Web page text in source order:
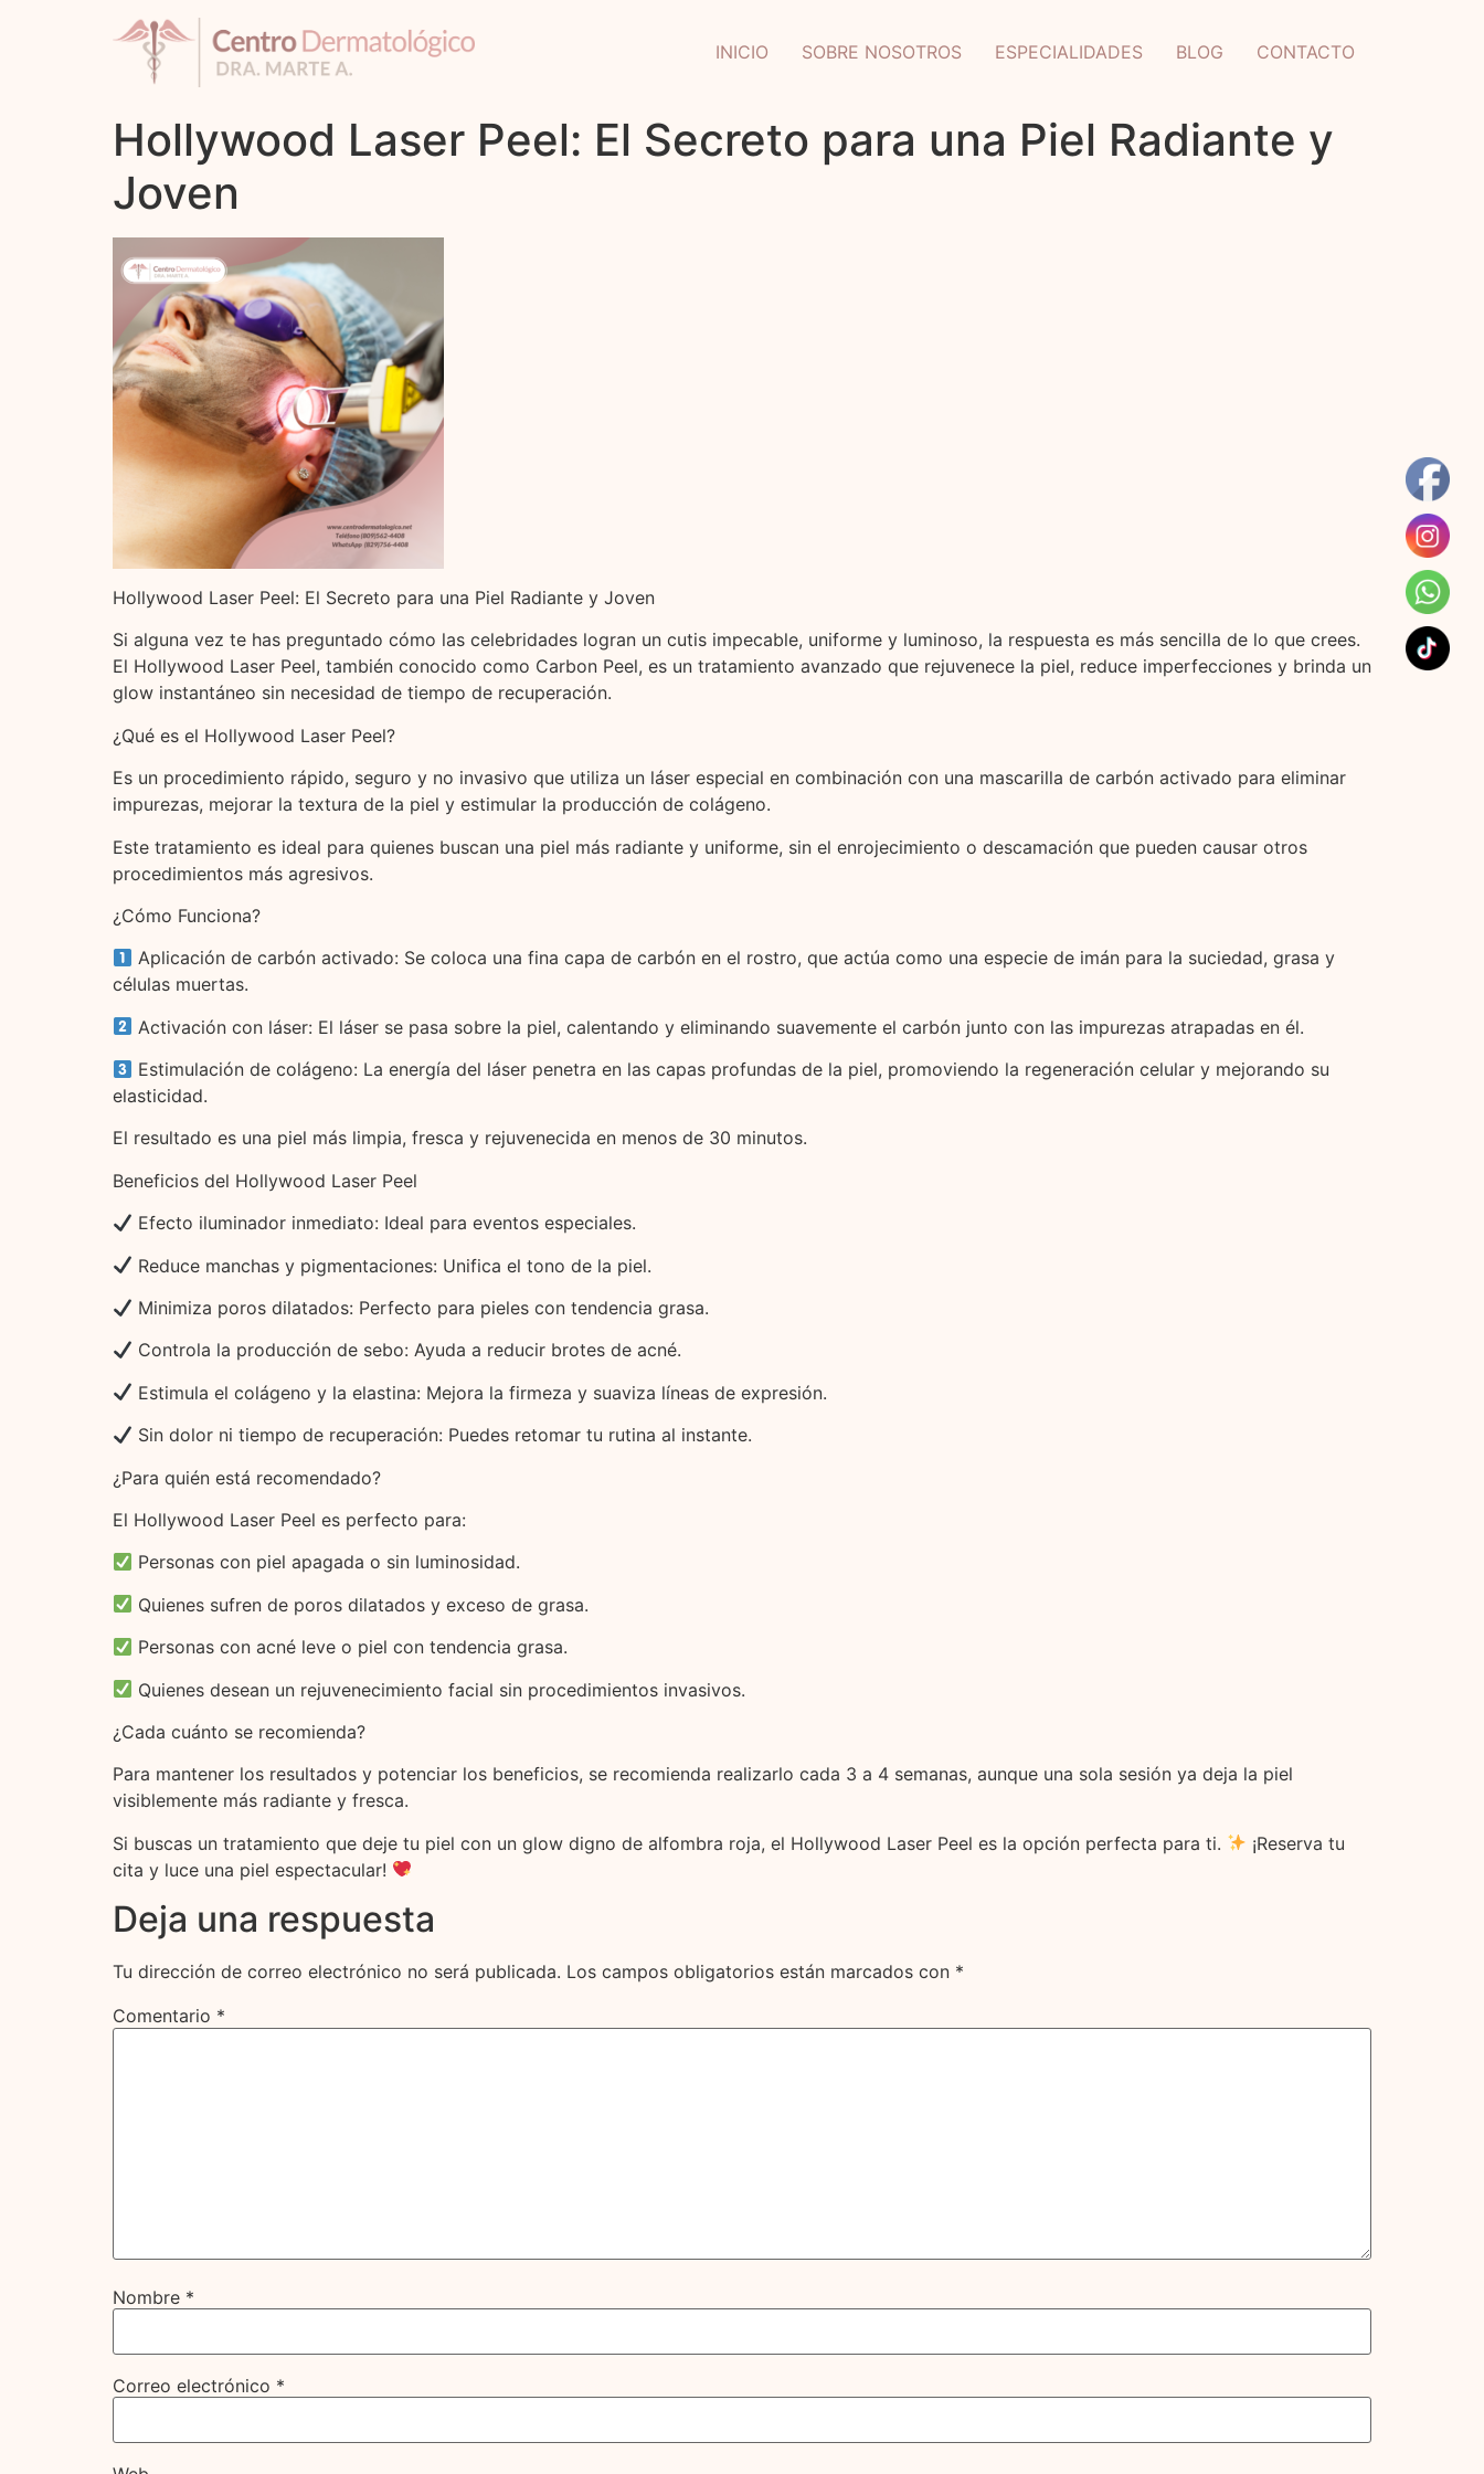
INICIO SOBRE NOSOTROS ESPECIALIDADES BLOG CONTACTO
Hollywood Laser Peel: El Secreto para una Piel Radiante y
Joven
Hollywood Laser Peel: El Secreto para una Piel Radiante y Joven
Si alguna vez te has preguntado cómo las celebridades logran un cutis impecable, uniforme y luminoso, la respuesta es más sencilla de lo que crees.
El Hollywood Laser Peel, también conocido como Carbon Peel, es un tratamiento avanzado que rejuvenece la piel, reduce imperfecciones y brinda un
glow instantáneo sin necesidad de tiempo de recuperación.
¿Qué es el Hollywood Laser Peel?
Es un procedimiento rápido, seguro y no invasivo que utiliza un láser especial en combinación con una mascarilla de carbón activado para eliminar
impurezas, mejorar la textura de la piel y estimular la producción de colágeno.
Este tratamiento es ideal para quienes buscan una piel más radiante y uniforme, sin el enrojecimiento o descamación que pueden causar otros
procedimientos más agresivos.
¿Cómo Funciona?
Aplicación de carbón activado: Se coloca una fina capa de carbón en el rostro, que actúa como una especie de imán para la suciedad, grasa y
células muertas.
Activación con láser: El láser se pasa sobre la piel, calentando y eliminando suavemente el carbón junto con las impurezas atrapadas en él.
Estimulación de colágeno: La energía del láser penetra en las capas profundas de la piel, promoviendo la regeneración celular y mejorando su
elasticidad.
El resultado es una piel más limpia, fresca y rejuvenecida en menos de 30 minutos.
Beneficios del Hollywood Laser Peel
Efecto iluminador inmediato: Ideal para eventos especiales.
Reduce manchas y pigmentaciones: Unifica el tono de la piel.
Minimiza poros dilatados: Perfecto para pieles con tendencia grasa.
Controla la producción de sebo: Ayuda a reducir brotes de acné.
Estimula el colágeno y la elastina: Mejora la firmeza y suaviza líneas de expresión.
Sin dolor ni tiempo de recuperación: Puedes retomar tu rutina al instante.
¿Para quién está recomendado?
El Hollywood Laser Peel es perfecto para:
Personas con piel apagada o sin luminosidad.
Quienes sufren de poros dilatados y exceso de grasa.
Personas con acné leve o piel con tendencia grasa.
Quienes desean un rejuvenecimiento facial sin procedimientos invasivos.
¿Cada cuánto se recomienda?
Para mantener los resultados y potenciar los beneficios, se recomienda realizarlo cada 3 a 4 semanas, aunque una sola sesión ya deja la piel
visiblemente más radiante y fresca.
Si buscas un tratamiento que deje tu piel con un glow digno de alfombra roja, el Hollywood Laser Peel es la opción perfecta para ti.
¡Reserva tu
cita y luce una piel espectacular!
Deja una respuesta
Tu dirección de correo electrónico no será publicada. Los campos obligatorios están marcados con *
Comentario *
Nombre *
Correo electrónico *